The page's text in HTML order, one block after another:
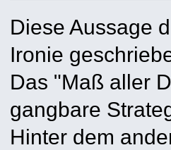
Diese Aussage
Ironie
Das "Maß aller
gangbare
Hinter dem